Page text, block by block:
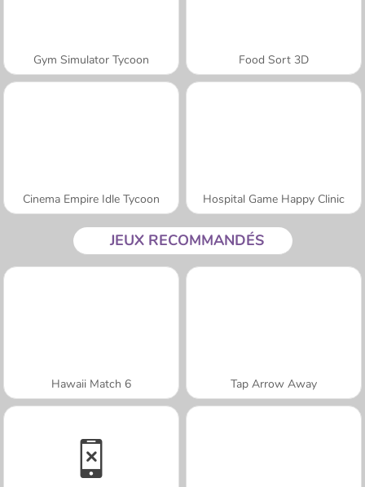
Gym Simulator Tycoon Food Sort 3D
Cinema Empire Idle Tycoon Hospital Game Happy Clinic
JEUX RECOMMANDÉS
Hawaii Match 6 Tap Arrow Away